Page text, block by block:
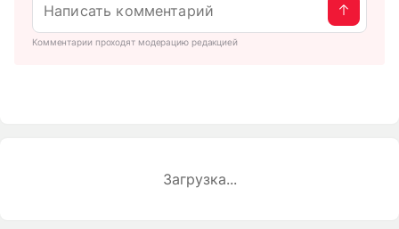
Комментарии проходят модерацию редакцией
Загрузка...